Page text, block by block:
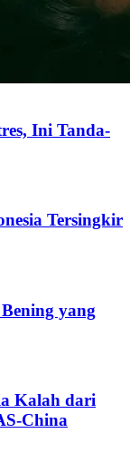
Ini Tanda-
Tersingkir
yang
Kalah dari
China